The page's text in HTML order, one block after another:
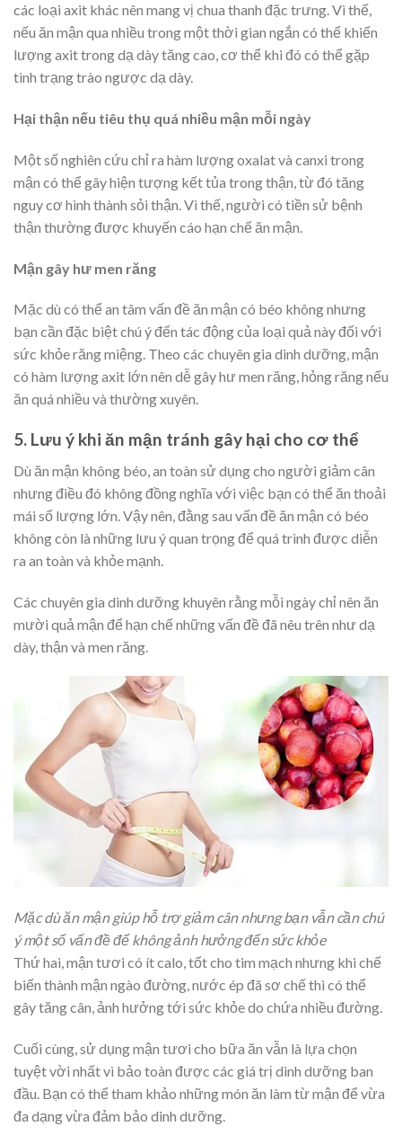
các loại axit khác nên mang vị chua thanh đặc trưng. Vì thế,
nếu ăn mận qua nhiều trong một thời gian ngắn có thể khiến
lượng axit trong dạ dày tăng cao, cơ thể khi đó có thể gặp
tình trạng trào ngược dạ dày.
Hại thận nếu tiêu thụ quá nhiều mận mỗi ngày
Một số nghiên cứu chỉ ra hàm lượng oxalat và canxi trong
mận có thể gây hiện tượng kết tủa trong thận, từ đó tăng
nguy cơ hình thành sỏi thận. Vì thế, người có tiền sử bệnh
thận thường được khuyến cáo hạn chế ăn mận.
Mận gây hư men răng
Mặc dù có thể an tâm vấn đề ăn mận có béo không nhưng
bạn cần đặc biệt chú ý đến tác động của loại quả này đối với
sức khỏe răng miệng. Theo các chuyên gia dinh dưỡng, mận
có hàm lượng axit lớn nên dễ gây hư men răng, hỏng răng nếu
ăn quá nhiều và thường xuyên.
5. Lưu ý khi ăn mận tránh gây hại cho cơ thể
Dù ăn mận không béo, an toàn sử dụng cho người giảm cân
nhưng điều đó không đồng nghĩa với việc bạn có thể ăn thoải
mái số lượng lớn. Vậy nên, đằng sau vấn đề ăn mận có béo
không còn là những lưu ý quan trọng để quá trình được diễn
ra an toàn và khỏe mạnh.
Các chuyên gia dinh dưỡng khuyên rằng mỗi ngày chỉ nên ăn
mười quả mận để hạn chế những vấn đề đã nêu trên như dạ
dày, thận và men răng.
Mặc dù ăn mận giúp hỗ trợ giảm cân nhưng bạn vẫn cần chú
ý một số vấn đề để không ảnh hưởng đến sức khỏe
Thứ hai, mận tươi có ít calo, tốt cho tim mạch nhưng khi chế
biến thành mận ngào đường, nước ép đã sơ chế thì có thể
gây tăng cân, ảnh hưởng tới sức khỏe do chứa nhiều đường.
Cuối cùng, sử dụng mận tươi cho bữa ăn vẫn là lựa chọn
tuyệt vời nhất vì bảo toàn được các giá trị dinh dưỡng ban
đầu. Bạn có thể tham khảo những món ăn làm từ mận để vừa
đa dạng vừa đảm bảo dinh dưỡng.